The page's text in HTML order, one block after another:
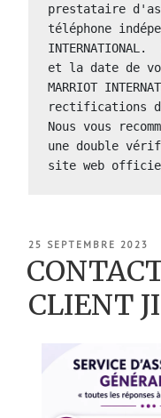
prestataire
téléphone
et la date de
MARRIOT
rectifications
Nous vous
une double
site web
PUBLIÉ
LE
25 SEPTEMBRE 2023
CLIENT